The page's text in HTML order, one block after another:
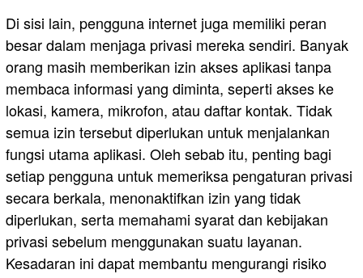
Di sisi lain, pengguna internet juga memiliki peran
besar dalam menjaga privasi mereka sendiri. Banyak
orang masih memberikan izin akses aplikasi tanpa
membaca informasi yang diminta, seperti akses ke
lokasi, kamera, mikrofon, atau daftar kontak. Tidak
semua izin tersebut diperlukan untuk menjalankan
fungsi utama aplikasi. Oleh sebab itu, penting bagi
setiap pengguna untuk memeriksa pengaturan privasi
secara berkala, menonaktifkan izin yang tidak
diperlukan, serta memahami syarat dan kebijakan
privasi sebelum menggunakan suatu layanan.
Kesadaran ini dapat membantu mengurangi risiko